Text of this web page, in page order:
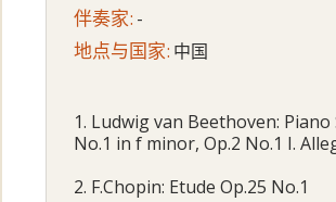
伴奏家: -
地点与国家: 中国
1. Ludwig van Beethoven: Piano
No.1 in f minor, Op.2 No.1 I.
2. F.Chopin: Etude Op.25 No.1